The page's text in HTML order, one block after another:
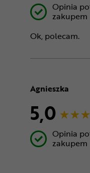
Opinia
zakupem
Ok, polecam.
Agnieszka
5,0
Opinia
zakupem